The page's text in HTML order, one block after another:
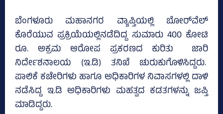
ಬೆಂಗಳೂರು ಮಹಾನಗರ ವ್ಯಾಪ್ತಿಯಲ್ಲಿ ಬೋರ್‌ವೆಲ್‌
ಕೊರೆಯುವ ಪ್ರಕ್ರಿಯೆಯಲ್ಲಿನಡೆದಿದ್ದ ಸುಮಾರು 400 ಕೋಟಿ
ರೂ. ಅಕ್ರಮ ಆರೋಪ ಪ್ರಕರಣದ ಕುರಿತು ಜಾರಿ
ನಿರ್ದೇಶನಾಲಯ (ಇ.ಡಿ) ತನಿಖೆ ಚುರುಕುಗೊಳಿಸಿದ್ದರು.
ಪಾಲಿಕೆ ಕಚೇರಿಗಳು ಹಾಗೂ ಅಧಿಕಾರಿಗಳ ನಿವಾಸಗಳಲ್ಲಿ ದಾಳಿ
ನಡೆಸಿದ್ದ ಇ.ಡಿ ಅಧಿಕಾರಿಗಳು ಮಹತ್ವದ ಕಡತಗಳನ್ನು ಜಪ್ತಿ
ಮಾಡಿದ್ದರು.